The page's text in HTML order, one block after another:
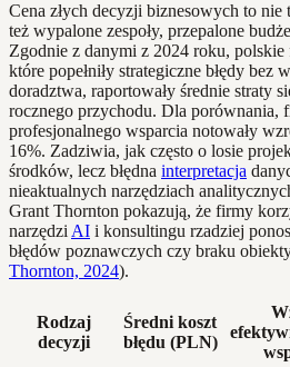
Cena złych decyzji biznesowych to
też wypalone zespoły, przepalone
Zgodnie z danymi z 2024 roku,
które popełniły strategiczne błędy bez
doradztwa, raportowały średnie straty
rocznego przychodu. Dla porównania,
profesjonalnego wsparcia notowały
16%. Zadziwia, jak często o losie
środków, lecz błędna interpretacja
nieaktualnych narzędziach
Grant Thornton pokazują, że firmy
narzędzi AI i konsultingu rzadziej
błędów poznawczych czy braku
Thornton, 2024).
Rodzaj
decyzji
Średni koszt
błędu (PLN)